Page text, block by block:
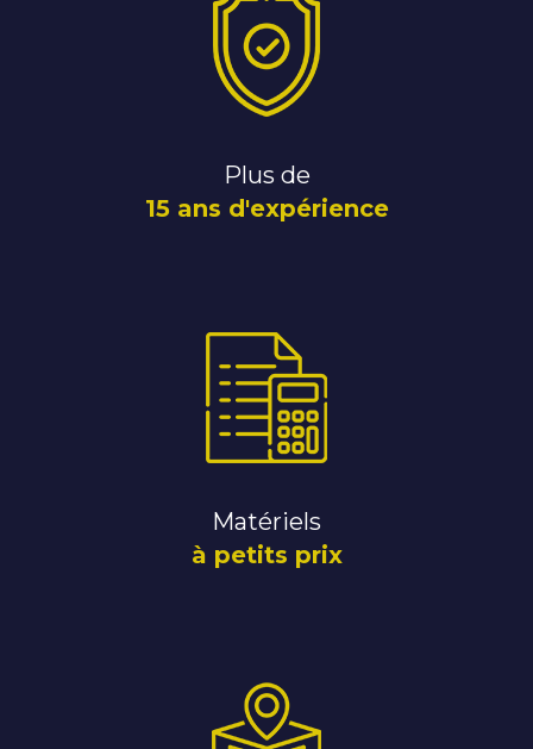
Plus de
15 ans d'expérience
Matériels
à petits prix